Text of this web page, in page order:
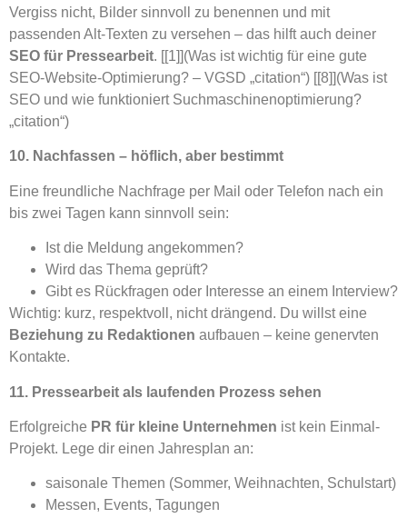
Vergiss nicht, Bilder sinnvoll zu benennen und mit
passenden Alt-Texten zu versehen – das hilft auch deiner
SEO für Pressearbeit. [[1]](Was ist wichtig für eine gute
SEO-Website-Optimierung? – VGSD „citation“) [[8]](Was ist
SEO und wie funktioniert Suchmaschinenoptimierung?
„citation“)
10. Nachfassen – höflich, aber bestimmt
Eine freundliche Nachfrage per Mail oder Telefon nach ein
bis zwei Tagen kann sinnvoll sein:
Ist die Meldung angekommen?
Wird das Thema geprüft?
Gibt es Rückfragen oder Interesse an einem Interview?
Wichtig: kurz, respektvoll, nicht drängend. Du willst eine
Beziehung zu Redaktionen aufbauen – keine genervten
Kontakte.
11. Pressearbeit als laufenden Prozess sehen
Erfolgreiche PR für kleine Unternehmen ist kein Einmal-
Projekt. Lege dir einen Jahresplan an:
saisonale Themen (Sommer, Weihnachten, Schulstart)
Messen, Events, Tagungen